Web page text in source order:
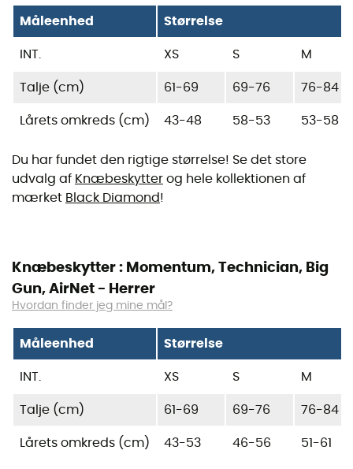
Måleenhed Størrelse
INT. XS S M
Talje (cm) 61-69 69-76 76-84
Lårets omkreds (cm) 43-48 58-53 53-58
Du har fundet den rigtige størrelse! Se det store
udvalg af Knæbeskytter og hele kollektionen af
mærket Black Diamond!
Knæbeskytter : Momentum, Technician, Big
Gun, AirNet - Herrer
Hvordan finder jeg mine mål?
Måleenhed Størrelse
INT. XS S M
Talje (cm) 61-69 69-76 76-84
Lårets omkreds (cm) 43-53 46-56 51-61